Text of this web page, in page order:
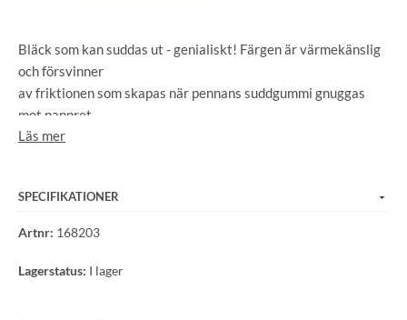
Bläck som kan suddas ut - genialiskt! Färgen är värmekänslig
och försvinner
av friktionen som skapas när pennans suddgummi gnuggas
mot pappret.
Grönt bläck.
Läs mer
SPECIFIKATIONER
Artnr: 168203
Lagerstatus: I lager